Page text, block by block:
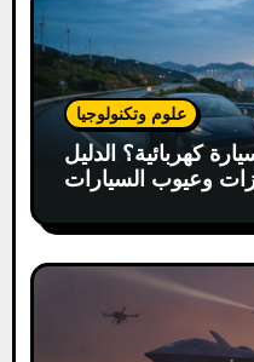
n
علوم وتكنولوجيا
كهربائية؟ الدليل
وعيوب السيارات